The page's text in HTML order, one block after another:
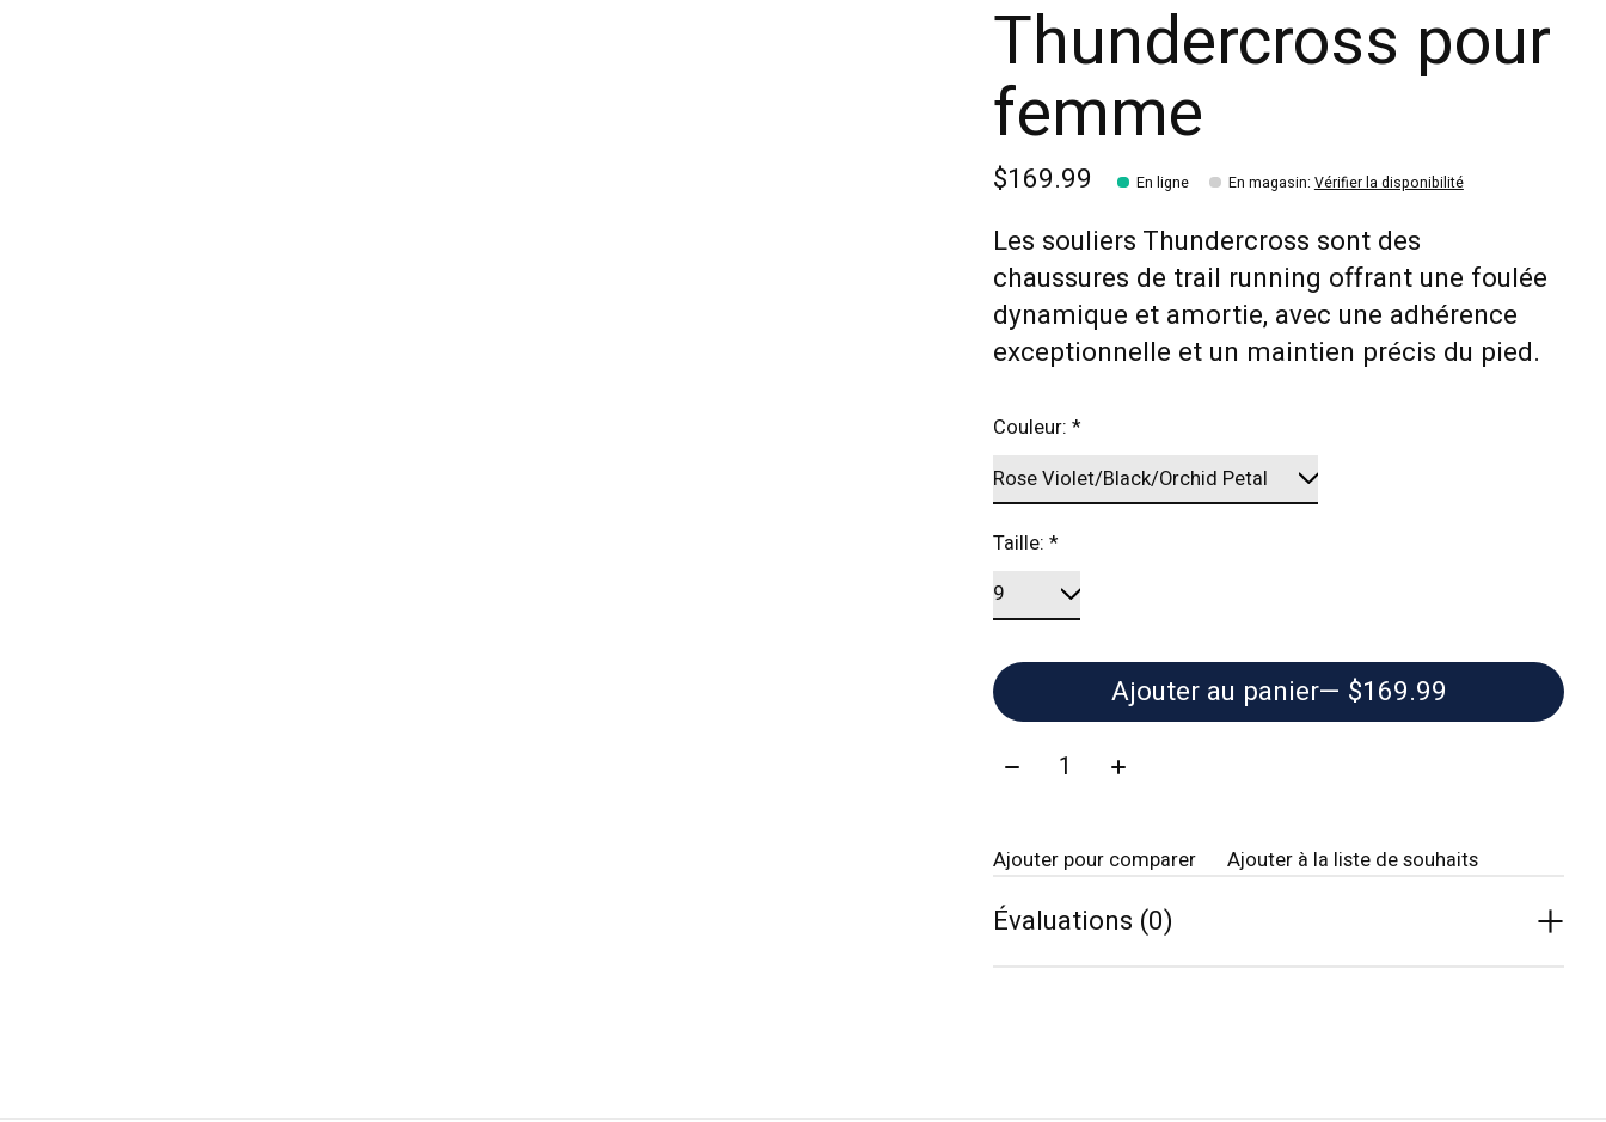
Thundercross pour
femme
$169.99 En ligne En magasin: Vérifier la disponibilité
Les souliers Thundercross sont des
chaussures de trail running offrant une foulée
dynamique et amortie, avec une adhérence
exceptionnelle et un maintien précis du pied.
Couleur:*
Taille:*
Ajouter au panier
— $169.99
Quantité:
Ajouter pour comparer Ajouter à la liste de souhaits
Évaluations (0)